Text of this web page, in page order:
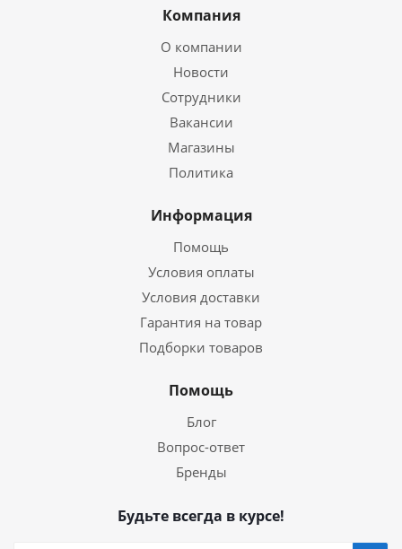
Компания
О компании
Новости
Сотрудники
Вакансии
Магазины
Политика
Информация
Помощь
Условия оплаты
Условия доставки
Гарантия на товар
Подборки товаров
Помощь
Блог
Вопрос-ответ
Бренды
Будьте всегда в курсе!